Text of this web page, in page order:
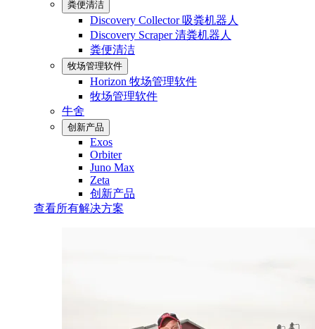
粪便清洁
Discovery Collector 吸粪机器人
Discovery Scraper 清粪机器人
粪便清洁
牧场管理软件
Horizon 牧场管理软件
牧场管理软件
牛舍
创新产品
Exos
Orbiter
Juno Max
Zeta
创新产品
查看所有解决方案